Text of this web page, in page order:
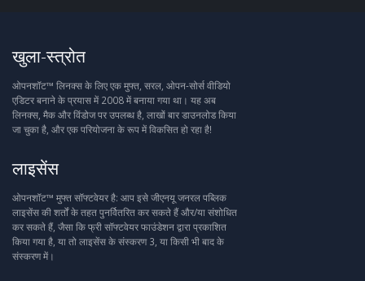
खुला-स्त्रोत
ओपनशॉट™ लिनक्स के लिए एक मुफ्त, सरल, ओपन-सोर्स वीडियो
एडिटर बनाने के प्रयास में 2008 में बनाया गया था। यह अब
लिनक्स, मैक और विंडोज पर उपलब्ध है, लाखों बार डाउनलोड किया
जा चुका है, और एक परियोजना के रूप में विकसित हो रहा है!
लाइसेंस
ओपनशॉट™ मुफ्त सॉफ्टवेयर है: आप इसे जीएनयू जनरल पब्लिक
लाइसेंस की शर्तों के तहत पुनर्वितरित कर सकते हैं और/या संशोधित
कर सकते हैं, जैसा कि फ्री सॉफ्टवेयर फाउंडेशन द्वारा प्रकाशित
किया गया है, या तो लाइसेंस के संस्करण 3, या किसी भी बाद के
संस्करण में।